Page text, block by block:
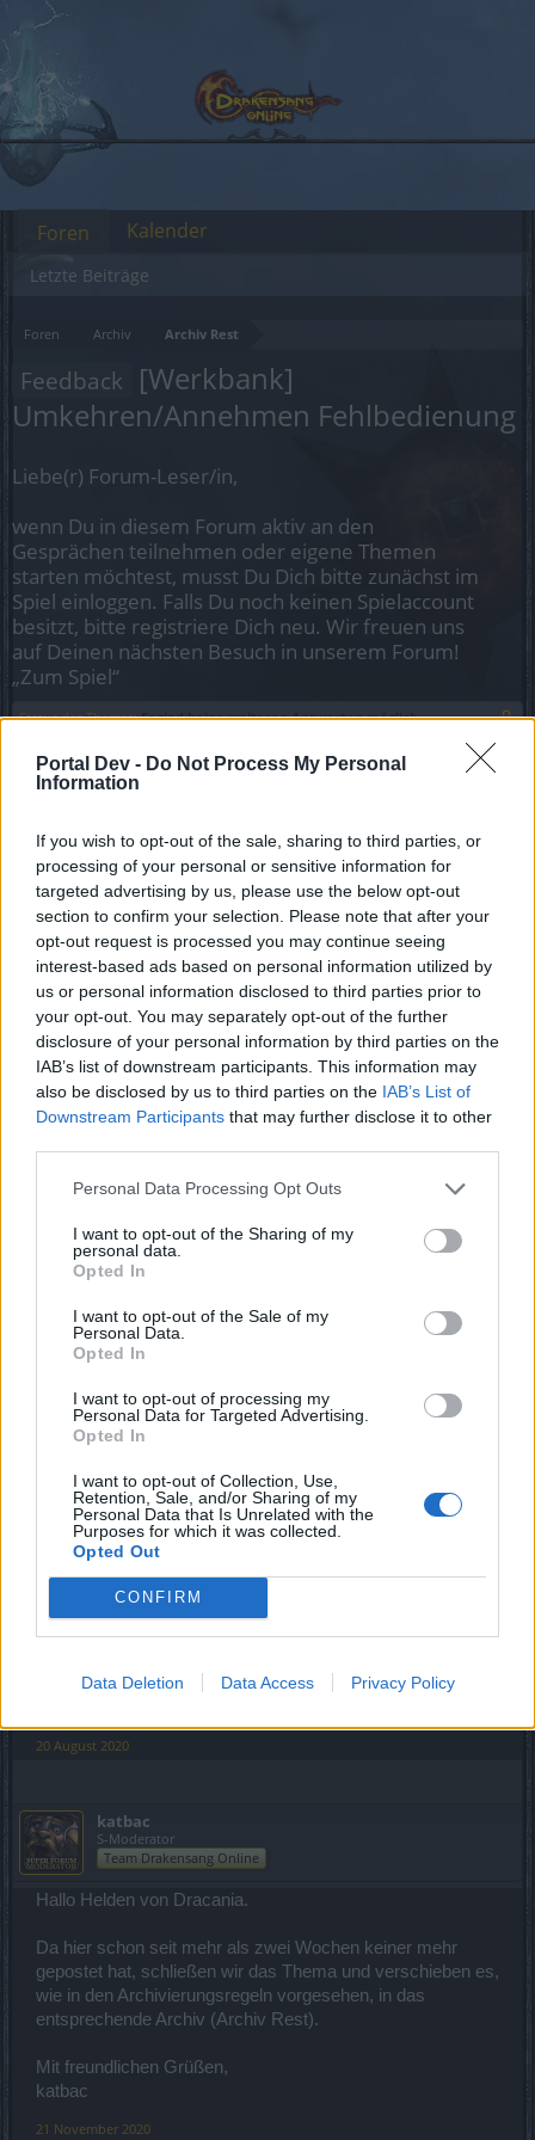
Portal Dev - Do Not Process My Personal
Information
If you wish to opt-out of the sale, sharing to third parties, or
processing of your personal or sensitive information for
targeted advertising by us, please use the below opt-out
section to confirm your selection. Please note that after your
opt-out request is processed you may continue seeing
interest-based ads based on personal information utilized by
us or personal information disclosed to third parties prior to
your opt-out. You may separately opt-out of the further
disclosure of your personal information by third parties on the
IAB’s list of downstream participants. This information may
also be disclosed by us to third parties on the IAB’s List of
Downstream Participants that may further disclose it to other
Personal Data Processing Opt Outs
I want to opt-out of the Sharing of my
personal data.
Opted In
I want to opt-out of the Sale of my
Personal Data.
Opted In
I want to opt-out of processing my
Personal Data for Targeted Advertising.
Opted In
I want to opt-out of Collection, Use,
Retention, Sale, and/or Sharing of my
Personal Data that Is Unrelated with the
Purposes for which it was collected.
Opted Out
CONFIRM
Data Deletion Data Access Privacy Policy
Foren Archiv Archiv Rest
Feedback [Werkbank]
Umkehren/Annehmen Fehlbedienung
Liebe(r) Forum-Leser/in,
wenn Du in diesem Forum aktiv an den
Gesprächen teilnehmen oder eigene Themen
starten möchtest, musst Du Dich bitte zunächst im
Spiel einloggen. Falls Du noch keinen Spielaccount
besitzt, bitte registriere Dich neu. Wir freuen uns
auf Deinen nächsten Besuch in unserem Forum!
„Zum Spiel“
Status des Themas: Es sind keine weiteren Antworten möglich.
Stcs
Ich lobe hiermit meinen grossen verbalen Ehrenpreis an
Den Designer/Entwickler aus, der es schafft den
"Annehmen" Button und den "Alle herausnehmen" Button
so voneinander zu entkoppeln, das es nachdem das Spiel
den Klick auf den "Umkehren" Button ignoriert hat, nicht
mehr zur Fehlbedinung "Annehmen" kommt, wenn man
tatsächlich die 2 verbliebenen Items herausnehmen wollte.
20 August 2020
cosopt
Dein Thread wurde in den allgemeinen Forenbereich
speziell der Werkbank) notiert.
Mit freundlichen Grüßen,
Cosopt
raim65
Meister eines Forums
dafür
... hab auch schon an der Werkbank ungewollte
Aktionen ausgelöst
Es darf auch gern eine Designerin/Entwicklerin(m/w/d)
20 August 2020
katbac
S-Moderator
Team Drakensang Online
Hallo Helden von Dracania.
Da hier schon seit mehr als zwei Wochen keiner mehr
gepostet hat, schließen wir das Thema und verschieben es,
wie in den Archivierungsregeln vorgesehen, in das
entsprechende Archiv (Archiv Rest).
Mit freundlichen Grüßen,
katbac
21 November 2020
Foren
Letzte Beiträge
Kalender